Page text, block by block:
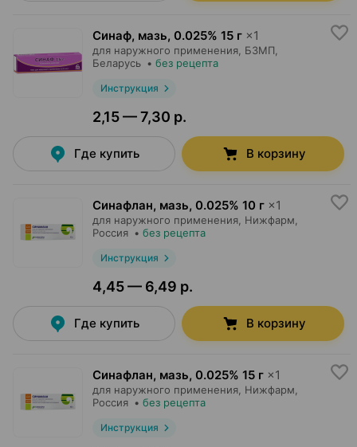
Синаф, мазь, 0.025% 15 г ×1
для наружного применения, БЗМП
Беларусь • без рецепта
Инструкция
2,15 — 7,30 р.
Где купить В корзину
Синафлан, мазь, 0.025% 10 г ×1
для наружного применения, Нижфарм
Россия • без рецепта
Инструкция
4,45 — 6,49 р.
Где купить В корзину
Синафлан, мазь, 0.025% 15 г ×1
для наружного применения, Нижфарм
Россия • без рецепта
Инструкция